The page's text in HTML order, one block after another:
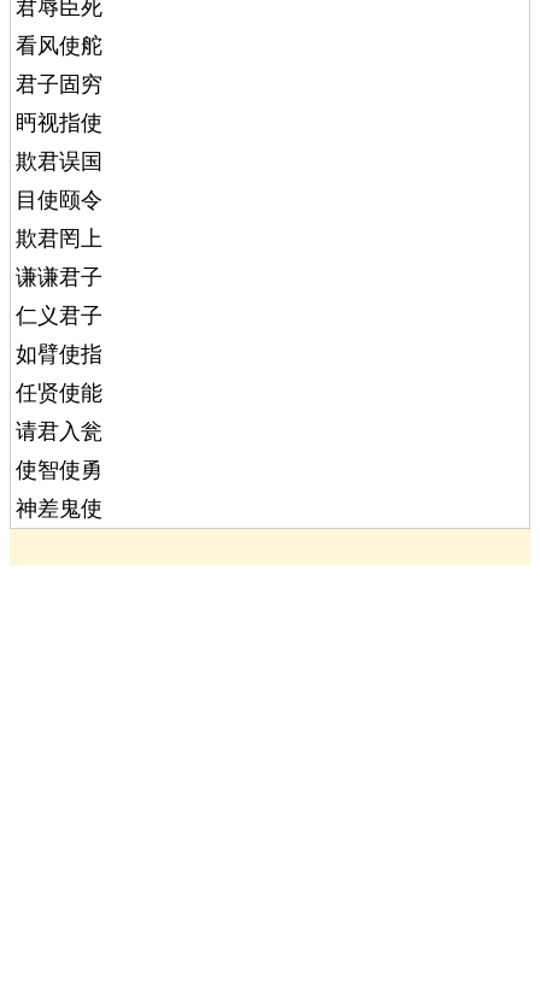
君辱臣死
看风使舵
君子固穷
眄视指使
欺君误国
目使颐令
欺君罔上
谦谦君子
仁义君子
如臂使指
任贤使能
请君入瓮
使智使勇
神差鬼使